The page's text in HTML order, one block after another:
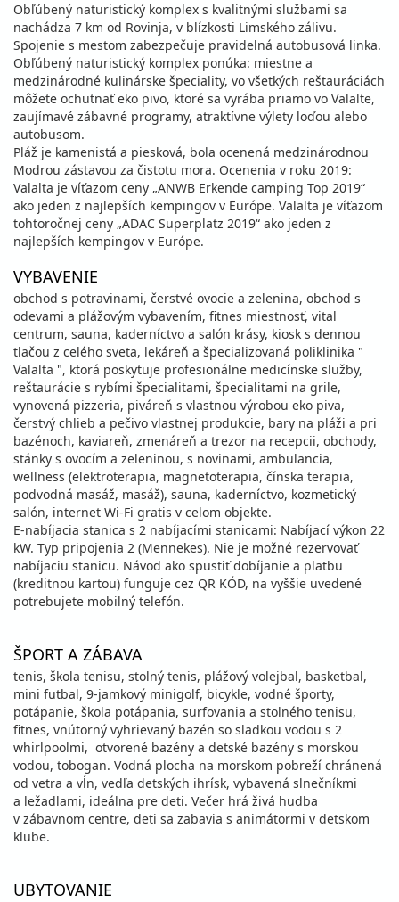
Obľúbený naturistický komplex s kvalitnými službami sa
nachádza 7 km od Rovinja, v blízkosti Limského zálivu.
Spojenie s mestom zabezpečuje pravidelná autobusová linka.
Obľúbený naturistický komplex ponúka: miestne a
medzinárodné kulinárske špeciality, vo všetkých reštauráciách
môžete ochutnať eko pivo, ktoré sa vyrába priamo vo Valalte,
zaujímavé zábavné programy, atraktívne výlety loďou alebo
autobusom.
Pláž je kamenistá a piesková, bola ocenená medzinárodnou
Modrou zástavou za čistotu mora. Ocenenia v roku 2019:
Valalta je víťazom ceny „ANWB Erkende camping Top 2019“
ako jeden z najlepších kempingov v Európe. Valalta je víťazom
tohtoročnej ceny „ADAC Superplatz 2019“ ako jeden z
najlepších kempingov v Európe.
VYBAVENIE
obchod s potravinami, čerstvé ovocie a zelenina, obchod s
odevami a plážovým vybavením, fitnes miestnosť, vital
centrum, sauna, kaderníctvo a salón krásy, kiosk s dennou
tlačou z celého sveta, lekáreň a špecializovaná poliklinika "
Valalta ", ktorá poskytuje profesionálne medicínske služby,
reštaurácie s rybími špecialitami, špecialitami na grile,
vynovená pizzeria, piváreň s vlastnou výrobou eko piva,
čerstvý chlieb a pečivo vlastnej produkcie, bary na pláži a pri
bazénoch, kaviareň, zmenáreň a trezor na recepcii, obchody,
stánky s ovocím a zeleninou, s novinami, ambulancia,
wellness (elektroterapia, magnetoterapia, čínska terapia,
podvodná masáž, masáž), sauna, kaderníctvo, kozmetický
salón, internet Wi-Fi gratis v celom objekte.
E-nabíjacia stanica s 2 nabíjacími stanicami: Nabíjací výkon 22
kW. Typ pripojenia 2 (Mennekes). Nie je možné rezervovať
nabíjaciu stanicu. Návod ako spustiť dobíjanie a platbu
(kreditnou kartou) funguje cez QR KÓD, na vyššie uvedené
potrebujete mobilný telefón.
ŠPORT A ZÁBAVA
tenis, škola tenisu, stolný tenis, plážový volejbal, basketbal,
mini futbal, 9-jamkový minigolf, bicykle, vodné športy,
potápanie, škola potápania, surfovania a stolného tenisu,
fitnes, vnútorný vyhrievaný bazén so sladkou vodou s 2
whirlpoolmi, otvorené bazény a detské bazény s morskou
vodou, tobogan. Vodná plocha na morskom pobreží chránená
od vetra a vĺn, vedľa detských ihrísk, vybavená slnečníkmi
a ležadlami, ideálna pre deti. Večer hrá živá hudba
v zábavnom centre, deti sa zabavia s animátormi v detskom
klube.
UBYTOVANIE